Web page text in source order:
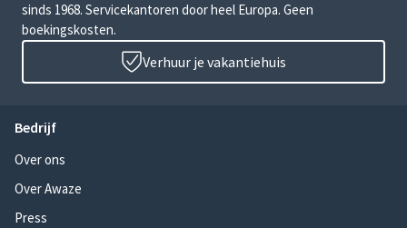
sinds 1968. Servicekantoren door heel Europa. Geen
boekingskosten.
Verhuur je vakantiehuis
Bedrijf
Over ons
Over Awaze
Press